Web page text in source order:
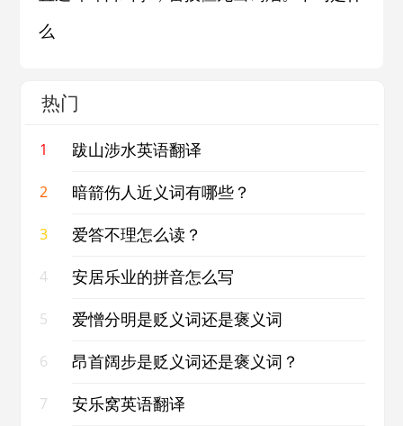
么
热门
1 跋山涉水英语翻译
2 暗箭伤人近义词有哪些？
3 爱答不理怎么读？
4 安居乐业的拼音怎么写
5 爱憎分明是贬义词还是褒义词
6 昂首阔步是贬义词还是褒义词？
7 安乐窝英语翻译